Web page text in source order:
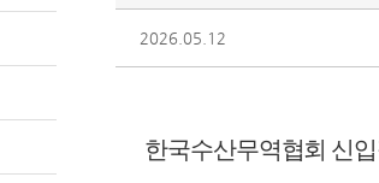
2026.05.12
한국수산무역협회 신